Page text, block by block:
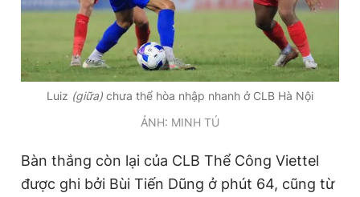
Tổng biên tập: Nguyễn Ngọc Toàn
Phó tổng biên tập thường trực: Hải Thành
Phó tổng biên tập: Lâm Hiếu Dũng
Phó tổng biên tập: Trần Việt Hưng
Tổng thư ký tòa soạn: Đức Trung
Giấy phép xuất bản số 110/GP - BTTTT cấp ngày 24.3.2020
© 2003-2026 Bản quyền thuộc về Báo Thanh Niên. Cấm sao
chép dưới mọi hình thức nếu không có sự chấp thuận bằng văn
Luiz (giữa) chưa thể hòa nhập nhanh ở CLB Hà Nội
ẢNH: MINH TÚ
Bàn thắng còn lại của CLB Thể Công Viettel
được ghi bởi Bùi Tiến Dũng ở phút 64, cũng từ